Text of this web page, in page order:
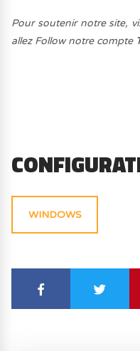
Pour soutenir notre site,
allez Follow notre compte
WINDOWS